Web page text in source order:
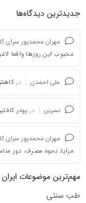
جدیدترین دیدگاه‌‌ها
مهران محمدپور سرای
محبوب این روزها واقعا
علی احمدی در
نسرین در پودر
مهران محمدپور سرای
مزایا، نحوه مصرف، دوز
مهم‌ترین موضوعات
طب سنتی